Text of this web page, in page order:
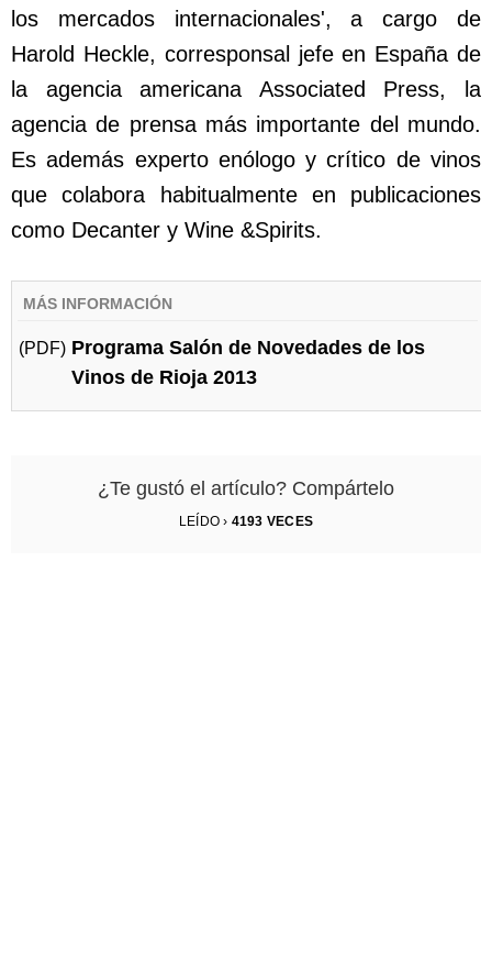
los mercados internacionales', a cargo de
Harold Heckle, corresponsal jefe en España de
la agencia americana Associated Press, la
agencia de prensa más importante del mundo.
Es además experto enólogo y crítico de vinos
que colabora habitualmente en publicaciones
como Decanter y Wine &Spirits.
MÁS INFORMACIÓN
(PDF) Programa Salón de Novedades de los
Vinos de Rioja 2013
¿Te gustó el artículo? Compártelo
LEÍDO › 4193 VECES